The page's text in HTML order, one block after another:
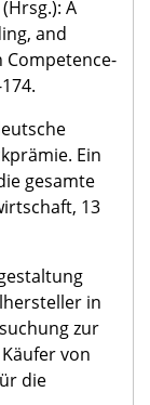
A
and
Competence-
Ein
gesamte
13
in
zur
von
die